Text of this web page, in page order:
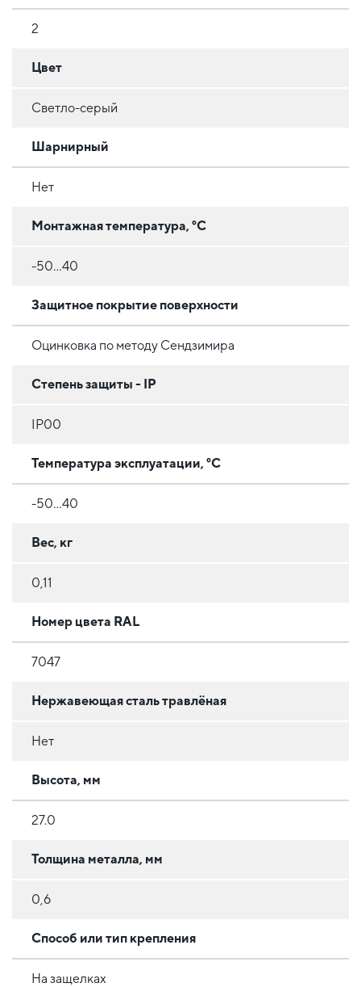
2
Цвет
Светло-серый
Шарнирный
Нет
Монтажная температура, °C
-50...40
Защитное покрытие поверхности
Оцинковка по методу Сендзимира
Степень защиты - IP
IP00
Температура эксплуатации, °C
-50...40
Вес, кг
0,11
Номер цвета RAL
7047
Нержавеющая сталь травлёная
Нет
Высота, мм
27.0
Толщина металла, мм
0,6
Способ или тип крепления
На защелках